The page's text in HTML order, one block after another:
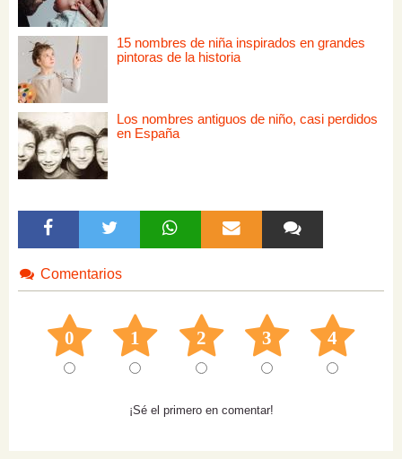
15 nombres de niña inspirados en grandes
pintoras de la historia
Los nombres antiguos de niño, casi perdidos
en España
Comentarios
0 1 2 3 4
¡Sé el primero en comentar!